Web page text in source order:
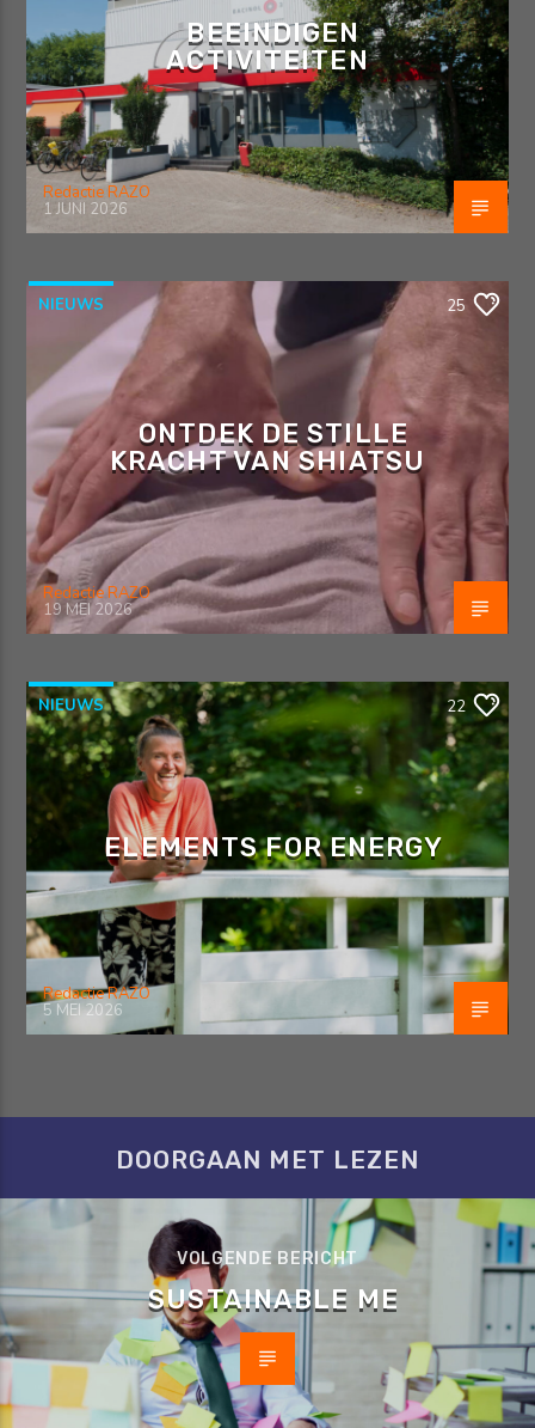
BEEINDIGEN
ACTIVITEITEN
Redactie RAZO
1 JUNI 2026
NIEUWS 25
ONTDEK DE STILLE
KRACHT VAN SHIATSU
Redactie RAZO
19 MEI 2026
NIEUWS 22
ELEMENTS FOR ENERGY
Redactie RAZO
5 MEI 2026
DOORGAAN MET LEZEN
VOLGENDE BERICHT
SUSTAINABLE ME